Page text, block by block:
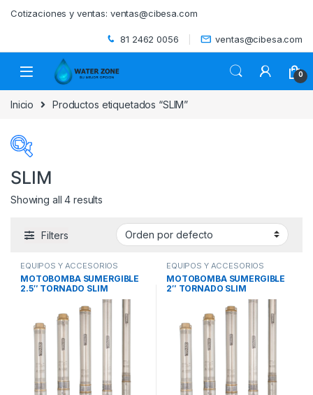
Cotizaciones y ventas: ventas@cibesa.com
81 2462 0056 ventas@cibesa.com
0
Inicio Productos etiquetados “SLIM”
ACCESORIOS (0)
BEBEDEROS(0)
BIODIGESTORES
CISTERNAS
RECUBRIMIENTOS
SLIM
Showing all 4 results
Filters
EQUIPOS Y ACCESORIOS
SUMERGIBLES , MOTOBOMBAS
SUMERGIBLES MULTIETAPAS,
SISTEMAS DE BOMBEO
MOTOBOMBA SUMERGIBLE
2.5″ TORNADO SLIM
EQUIPOS Y ACCESORIOS
SUMERGIBLES , MOTOBOMBAS
SUMERGIBLES MULTIETAPAS,
SISTEMAS DE BOMBEO
MOTOBOMBA SUMERGIBLE
2″ TORNADO SLIM